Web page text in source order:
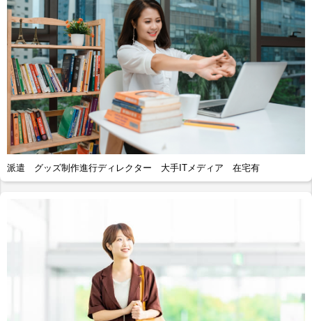
派遣 グッズ制作進行ディレクター 大手ITメディア 在宅有